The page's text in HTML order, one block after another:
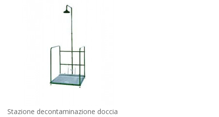
Stazione decontaminazione doccia